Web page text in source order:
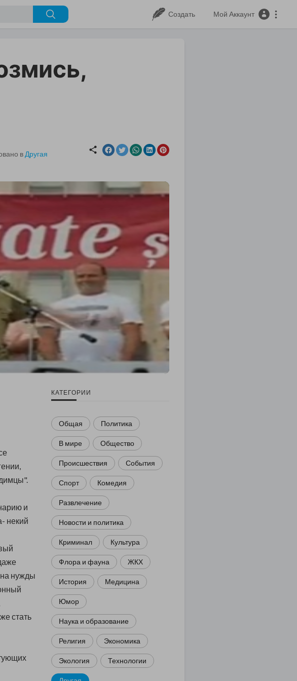
Создать Мой Аккаунт
в Другая
и
некий
на нужды
стать
КАТЕГОРИИ
Общая Политика
В мире Общество
Происшествия События
Спорт Комедия
Развлечение
Новости и политика
Криминал Культура
Флора и фауна ЖКХ
История Медицина
Юмор
Наука и образование
Религия Экономика
Экология Технологии